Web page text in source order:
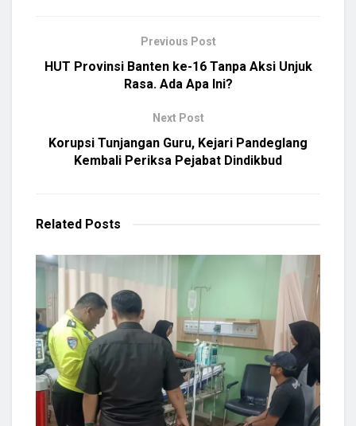
Previous Post
HUT Provinsi Banten ke-16 Tanpa Aksi Unjuk
Rasa. Ada Apa Ini?
Next Post
Korupsi Tunjangan Guru, Kejari Pandeglang
Kembali Periksa Pejabat Dindikbud
Related Posts